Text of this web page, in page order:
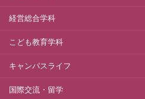
経営総合学科
こども教育学科
キャンパスライフ
国際交流・留学